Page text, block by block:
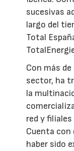
sucesivas
largo del
Total
Con más
sector, ha
la
red y
Cuenta
haber sido